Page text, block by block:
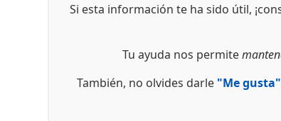
Si esta información te ha sido útil,
Tu ayuda nos permite
También, no olvides darle "Me gusta"